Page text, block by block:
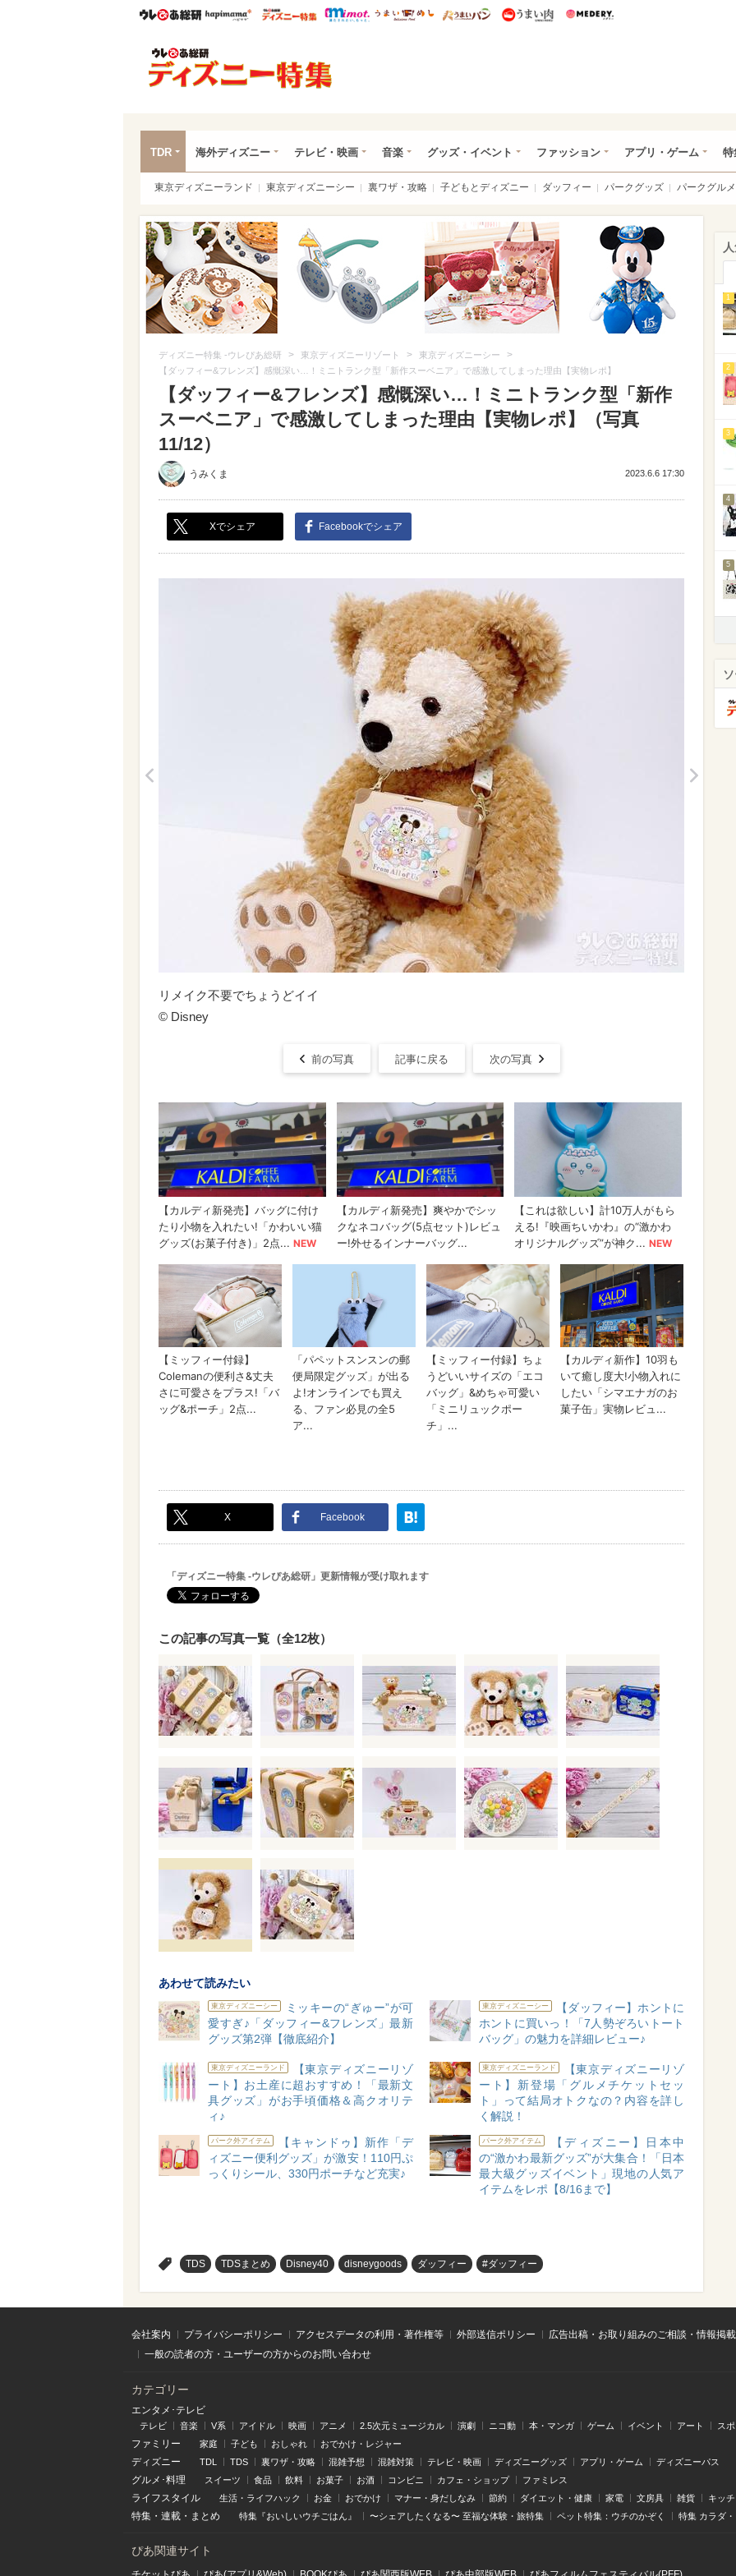
ウレぴあ総研ハピママ* ウレぴあ総研 ディズニー特集
mimot. うまいめし うまいパン うまい肉
TDR 海外ディズニー テレビ・映画 音楽 グッズ・イベント ファッション アプリ・ゲーム 特
東京ディズニーランド 東京ディズニーシー 裏ワザ・攻略 子どもとディズニー ダッフィー パークグッズ パークグルメ
ディズニー特集 -ウレぴあ総研 > 東京ディズニーリゾート > 東京ディズニーシー >
【ダッフィー&フレンズ】感慨深い…！ミニトランク型「新作スーベニア」で感激してしまった理由【実物レポ】
【ダッフィー&フレンズ】感慨深い…！ミニトランク型「新作
スーベニア」で感激してしまった理由【実物レポ】（写真
11/12）
うみくま 2023.6.6 17:30
Xでシェア Facebookでシェア
リメイク不要でちょうどイイ
© Disney
前の写真 記事に戻る 次の写真
X Facebook
「ディズニー特集 -ウレぴあ総研」更新情報が受け取れます
この記事の写真一覧（全12枚）
あわせて読みたい
東京ディズニーシー
ミッキーの“ぎゅー”が可
愛すぎ♪「ダッフィー&フレンズ」最新
グッズ第2弾【徹底紹介】
東京ディズニーシー
【ダッフィー】ホントに
ホントに買いっ！「7人勢ぞろいトート
バッグ」の魅力を詳細レビュー♪
東京ディズニーランド
【東京ディズニーリゾ
ート】お土産に超おすすめ！「最新文
具グッズ」がお手頃価格＆高クオリテ
ィ♪
東京ディズニーランド
【東京ディズニーリゾ
ート】新登場「グルメチケットセッ
ト」って結局オトクなの？内容を詳し
く解説！
パーク外アイテム
【キャンドゥ】新作「デ
ィズニー便利グッズ」が激安！110円ぷ
っくりシール、330円ポーチなど充実♪
パーク外アイテム
【ディズニー】日本中
の“激かわ最新グッズ”が大集合！「日本
最大級グッズイベント」現地の人気ア
イテムをレポ【8/16まで】
TDS TDSまとめ Disney40 disneygoods ダッフィー #ダッフィー
1
2
3
4
5
会社案内 プライバシーポリシー アクセスデータの利用・著作権等 外部送信ポリシー
広告出稿・お取り組みのご相談・情報掲
一般の読者の方・ユーザーの方からのお問い合わせ
カテゴリー
エンタメ･テレビ
テレビ 音楽 V系 アイドル 映画 アニメ 2.5次元ミュージカル 演劇 ニコ動 本・マンガ ゲーム イベント アート ス
ファミリー 家庭 子ども おしゃれ おでかけ・レジャー
ディズニー TDL TDS 裏ワザ・攻略 混雑予想 混雑対策 テレビ・映画 ディズニーグッズ アプリ・ゲーム ディズニーパス
グルメ･料理 スイーツ 食品 飲料 お菓子 お酒 コンビニ カフェ・ショップ ファミレス
ライフスタイル 生活・ライフハック お金 おでかけ マナー・身だしなみ 節約 ダイエット・健康 家電 文房具 雑貨 キッ
特集 ・ 連載 ・ まとめ 特集『おいしいウチごはん』 〜シェアしたくなる〜 至福な体験・旅特集 ペット特集：ウチのかぞく 特集 カラダ
ぴあ関連サイト